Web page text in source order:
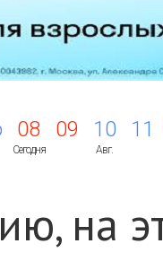
08
Сегодня
09 10
Авг.
11
на